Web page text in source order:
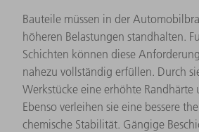
Bauteile müssen in der
höheren Belastungen standhalten.
Schichten können diese
nahezu vollständig erfüllen. Durch
Werkstücke eine erhöhte
Ebenso verleihen sie eine bessere
chemische Stabilität. Gängige